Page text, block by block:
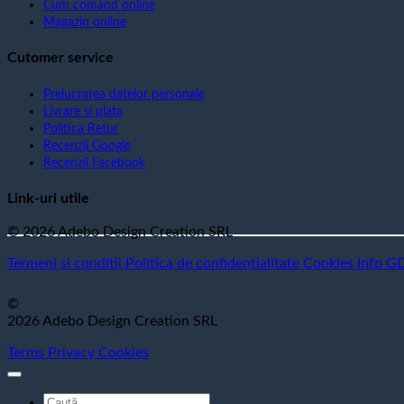
Cum comand online
Magazin online
Cutomer service
Prelucrarea datelor personale
Livrare si plata
Politica Retur
Recenzii Google
Recenzii Facebook
Link-uri utile
© 2026 Adebo Design Creation SRL
Termeni si conditii Politica de confidentialitate Cookies Info
©
2026 Adebo Design Creation SRL
Terms Privacy Cookies
Caută